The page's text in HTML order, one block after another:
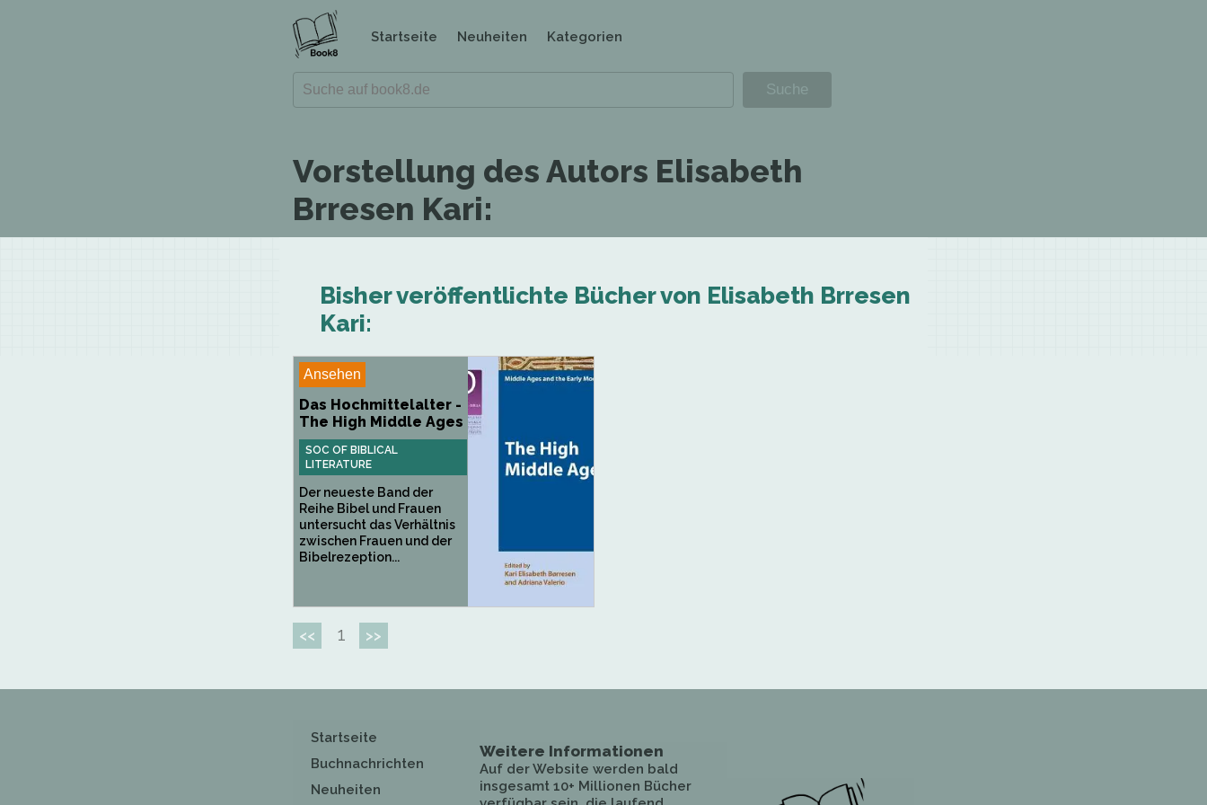
Startseite Neuheiten Kategorien
Vorstellung des Autors Elisabeth
Brresen Kari:
Bisher veröffentlichte Bücher von Elisabeth Brresen
Kari:
Ansehen
Das Hochmittelalter -
The High Middle Ages
SOC OF BIBLICAL
LITERATURE
Der neueste Band der
Reihe Bibel und Frauen
untersucht das Verhältnis
zwischen Frauen und der
Bibelrezeption...
<< 1 >>
Startseite
Buchnachrichten
Neuheiten
Weitere Informationen
Auf der Website werden bald
insgesamt 10+ Millionen Bücher